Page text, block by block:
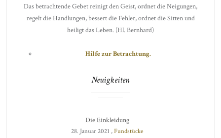
Das betrachtende Gebet reinigt den Geist, ordnet die Neigungen,
regelt die Handlungen, bessert die Fehler, ordnet die Sitten und
heiligt das Leben. (Hl. Bernhard)
Hilfe zur Betrachtung.
Neuigkeiten
Die Einkleidung
28. Januar 2021 ,Fundstücke